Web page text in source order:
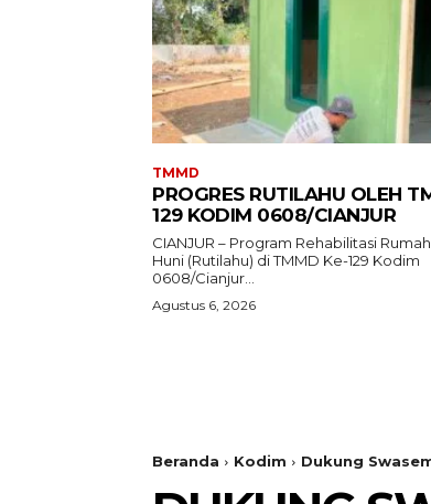
TMMD
PROGRES RUTILAHU OLEH
129 KODIM 0608/CIANJUR
CIANJUR – Program Rehabilitasi
Huni (Rutilahu) di TMMD Ke-129 Kodim
0608/Cianjur...
Agustus 6, 2026